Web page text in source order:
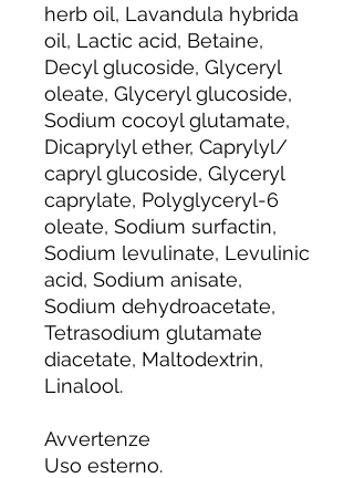
herb oil, Lavandula hybrida
oil, Lactic acid, Betaine,
Decyl glucoside, Glyceryl
oleate, Glyceryl glucoside,
Sodium cocoyl glutamate,
Dicaprylyl ether, Caprylyl/
capryl glucoside, Glyceryl
caprylate, Polyglyceryl-6
oleate, Sodium surfactin,
Sodium levulinate, Levulinic
acid, Sodium anisate,
Sodium dehydroacetate,
Tetrasodium glutamate
diacetate, Maltodextrin,
Linalool.
Avvertenze
Uso esterno.